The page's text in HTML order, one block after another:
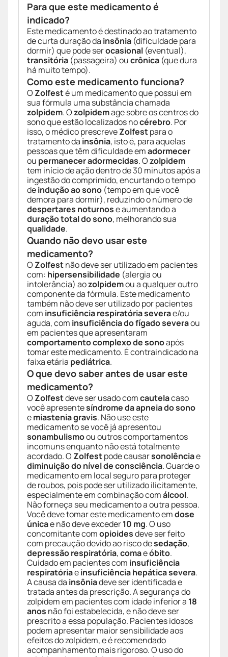
Para que este medicamento é
indicado?
Este medicamento é destinado ao tratamento
de curta duração da insônia (dificuldade para
dormir) que pode serocasional (eventual),
transitória (passageira) oucrônica (que dura
há muito tempo).
Como este medicamento funciona?
O Zolfesté um medicamento que possui em
sua fórmula uma substância chamada
zolpidem. Ozolpidemage sobre os centros do
sono que estão localizados nocérebro. Por
isso, o médico prescreveZolfestpara o
tratamento da insônia, isto é, para aquelas
pessoas que têm dificuldade emadormecer
ou permanecer adormecidas. Ozolpidem
tem início de ação dentro de 30 minutos após a
ingestão do comprimido, encurtando o tempo
deindução ao sono (tempo em que você
demora para dormir), reduzindo o número de
despertares noturnose aumentando a
duração total do sono, melhorando sua
qualidade.
Quando não devo usar este
medicamento?
O Zolfestnão deve ser utilizado em pacientes
com: hipersensibilidade (alergia ou
intolerância) aozolpidemou a qualquer outro
componente da fórmula. Este medicamento
também não deve ser utilizado por pacientes
com insuficiência respiratória severae/ou
aguda, com insuficiência do fígado severaou
em pacientes que apresentaram
comportamento complexo de sonoapós
tomar este medicamento. É contraindicado na
faixa etária pediátrica.
O que devo saber antes de usar este
medicamento?
O Zolfestdeve ser usado comcautelacaso
você apresentesíndrome da apneia do sono
emiastenia gravis. Não use este
medicamento se você já apresentou
sonambulismoou outros comportamentos
incomuns enquanto não está totalmente
acordado. O Zolfestpode causarsonolênciae
diminuição do nível de consciência. Guarde o
medicamento em local seguro para proteger
de roubos, pois pode ser utilizado ilicitamente,
especialmente em combinação comálcool.
Não forneça seu medicamento a outra pessoa.
Você deve tomar este medicamento emdose
únicae não deve exceder10 mg. O uso
concomitante comopioidesdeve ser feito
com precaução devido ao risco desedação,
depressão respiratória,comaeóbito.
Cuidado em pacientes com insuficiência
respiratóriaeinsuficiência hepática severa.
A causa da insôniadeve ser identificada e
tratada antes da prescrição. A segurança do
zolpidem em pacientes com idade inferior a 18
anos não foi estabelecida, e não deve ser
prescrito a essa população. Pacientes idosos
podem apresentar maior sensibilidade aos
efeitos do zolpidem, e é recomendado
acompanhamento mais rigoroso. O uso do